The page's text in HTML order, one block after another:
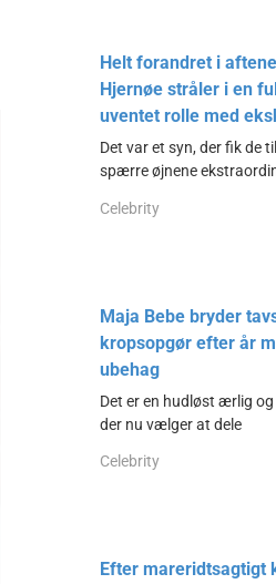
Helt forandret i
Hjernøe stråler i en
uventet rolle med
Det var et syn, der fik de
spærre øjnene
Celebrity
Maja Bebe bryder
kropsopgør efter år
ubehag
Det er en hudløst ærlig
der nu vælger at dele
Celebrity
Efter mareridtsagtigt